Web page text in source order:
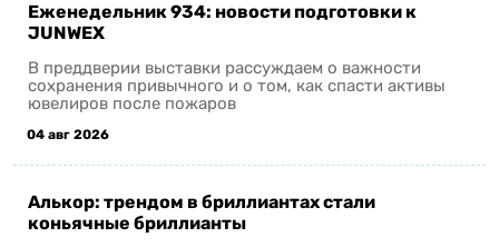
Еженедельник 934: новости подготовки к
JUNWEX
В преддверии выставки рассуждаем о важности
сохранения привычного и о том, как спасти активы
ювелиров после пожаров
04 авг 2026
Алькор: трендом в бриллиантах стали
коньячные бриллианты